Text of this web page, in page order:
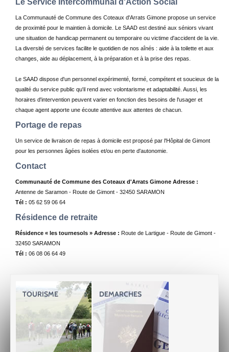
Le Service Intercommunal d'Action Social
La Communauté de Commune des Coteaux d'Arrats Gimone propose un service
de proximité pour le maintien à domicile. Le SAAD est destiné aux séniors vivant
une situation de handicap permanent ou temporaire ou victime d'accident de la vie.
La diversité de services facilite le quotidien de nos aînés : aide à la toilette et aux
changes, aide au déplacement, à la préparation et à la prise des repas.
Le SAAD dispose d'un personnel expérimenté, formé, compétent et soucieux de la
qualité du service public qu'il rend avec volontarisme et adaptabilité. Aussi, les
horaires d'intervention peuvent varier en fonction des besoins de l'usager et
chaque agent apporte une écoute attentive aux attentes de chacun.
Portage de repas
Un service de livraison de repas à domicile est proposé par l'Hôpital de Gimont
pour les personnes âgées isolées et/ou en perte d'autonomie.
Contact
Communauté de Commune des Coteaux d'Arrats Gimone Adresse :
Antenne de Saramon - Route de Gimont - 32450 SARAMON
Tél : 05 62 59 06 64
Résidence de retraite
Résidence « les tournesols » Adresse : Route de Lartigue - Route de Gimont -
32450 SARAMON
Tél : 06 08 06 64 49